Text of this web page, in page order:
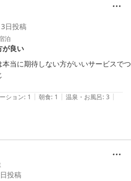
日投稿
泊
が良い
当に期待しない方がいいサービスでつ
ション: 1 | 朝食: 1 | 温泉・お風呂: 3 |
投稿